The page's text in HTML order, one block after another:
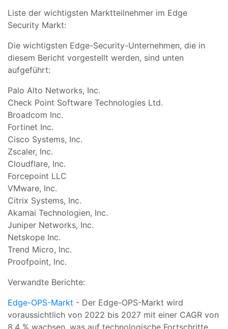
Liste der wichtigsten Marktteilnehmer im Edge
Security Markt:
Die wichtigsten Edge-Security-Unternehmen, die in
diesem Bericht vorgestellt werden, sind unten
aufgeführt:
Palo Alto Networks, Inc.
Check Point Software Technologies Ltd.
Broadcom Inc.
Fortinet Inc.
Cisco Systems, Inc.
Zscaler, Inc.
Cloudflare, Inc.
Forcepoint LLC
VMware, Inc.
Citrix Systems, Inc.
Akamai Technologien, Inc.
Juniper Networks, Inc.
Netskope Inc.
Trend Micro, Inc.
Proofpoint, Inc.
Verwandte Berichte:
Edge-OPS-Markt - Der Edge-OPS-Markt wird
voraussichtlich von 2022 bis 2027 mit einer CAGR von
8,4 % wachsen, was auf technologische Fortschritte,